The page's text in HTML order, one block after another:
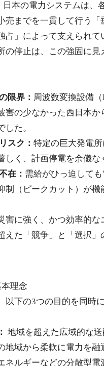
本の電力システムは、
売までを一貫して行う
占」によって支えられ
の停止は、この強固に
限界： 周波数変換設備
害の少なかった西日本
した。
スク：特定の巨大発電
しく、計画停電を余儀な
在： 需給がひっ迫して
制（ピークカット）が機
害に強く、かつ効率的
えた「競争」と「選択
理念
以下の3つの目的を同時
地域を超えた広域的な
地域から柔軟に電力を
ネルギーなどの分散型電